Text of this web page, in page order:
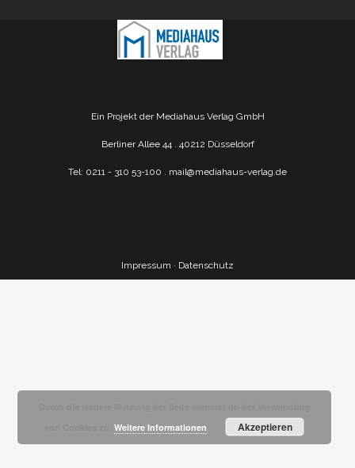
Ein Projekt der Mediahaus Verlag GmbH
Berliner Allee 44 . 40212 Düsseldorf
Tel: 0211 - 310 53-100 . mail@mediahaus-verlag.de
Impressum · Datenschutz
von Cookies zu.Weitere Informationen Akzeptieren